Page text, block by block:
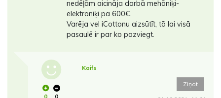
nedēļām aicināja darbā mehāniķi-
elektroniķi pa 600€.
Varēja vel iCottonu aizsūtīt, tā lai visā
pasaulē ir par ko pazviegt.
0 0
Kaifs
Ziņot